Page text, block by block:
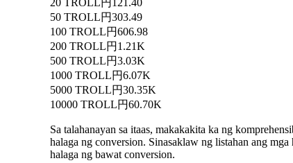
20 TROLL円121.40
50 TROLL円303.49
100 TROLL円606.98
200 TROLL円1.21K
500 TROLL円3.03K
1000 TROLL円6.07K
5000 TROLL円30.35K
10000 TROLL円60.70K
Sa talahanayan sa itaas, makakakita ka ng
halaga ng conversion. Sinasaklaw ng listahan ang
halaga ng bawat conversion.